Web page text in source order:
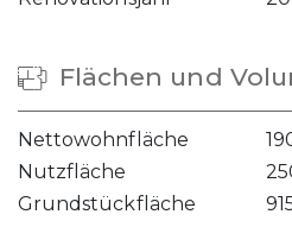
Flächen und
Nettowohnfläche
Nutzfläche
Grundstückfläche